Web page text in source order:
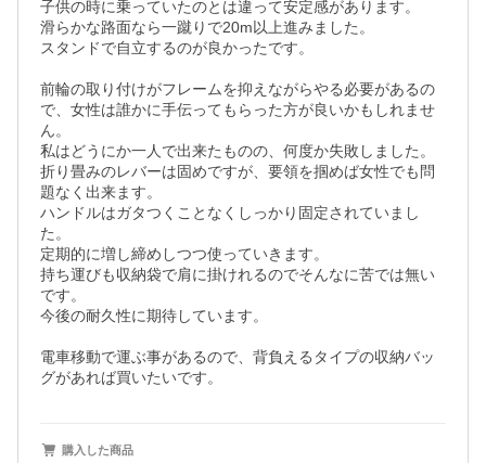
子供の時に乗っていたのとは違って安定感があります。
滑らかな路面なら一蹴りで20m以上進みました。
スタンドで自立するのが良かったです。
前輪の取り付けがフレームを抑えながらやる必要があるの
で、女性は誰かに手伝ってもらった方が良いかもしれませ
ん。
私はどうにか一人で出来たものの、何度か失敗しました。
折り畳みのレバーは固めですが、要領を掴めば女性でも問
題なく出来ます。
ハンドルはガタつくことなくしっかり固定されていまし
た。
定期的に増し締めしつつ使っていきます。
持ち運びも収納袋で肩に掛けれるのでそんなに苦では無い
です。
今後の耐久性に期待しています。
電車移動で運ぶ事があるので、背負えるタイプの収納バッ
グがあれば買いたいです。
購入した商品